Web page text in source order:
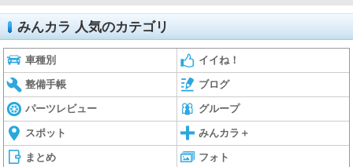
みんカラ 人気のカテゴリ
車種別 イイね！
整備手帳 ブログ
パーツレビュー グループ
スポット みんカラ＋
まとめ フォト